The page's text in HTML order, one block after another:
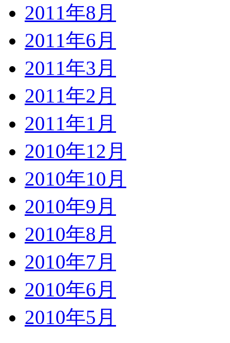
2011年8月
2011年6月
2011年3月
2011年2月
2011年1月
2010年12月
2010年10月
2010年9月
2010年8月
2010年7月
2010年6月
2010年5月